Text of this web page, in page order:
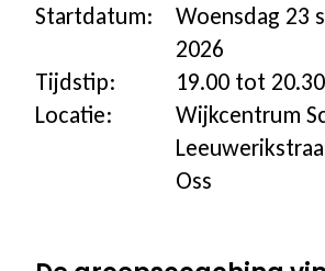
Coaching in een
Coaching icm
Hulpmiddelen
Voor jongeren
Startdatum:
Woensdag 23
2026
Tijdstip:
19.00 tot
Locatie:
Wijkcentrum
Oss